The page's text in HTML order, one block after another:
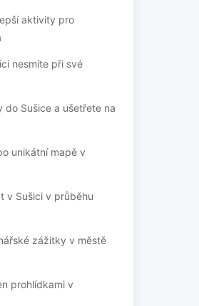
aktivity pro
nesmíte při své
do Sušice a ušetřete na
unikátní mapě v
v Sušici v průběhu
zážitky v městě
prohlídkami v